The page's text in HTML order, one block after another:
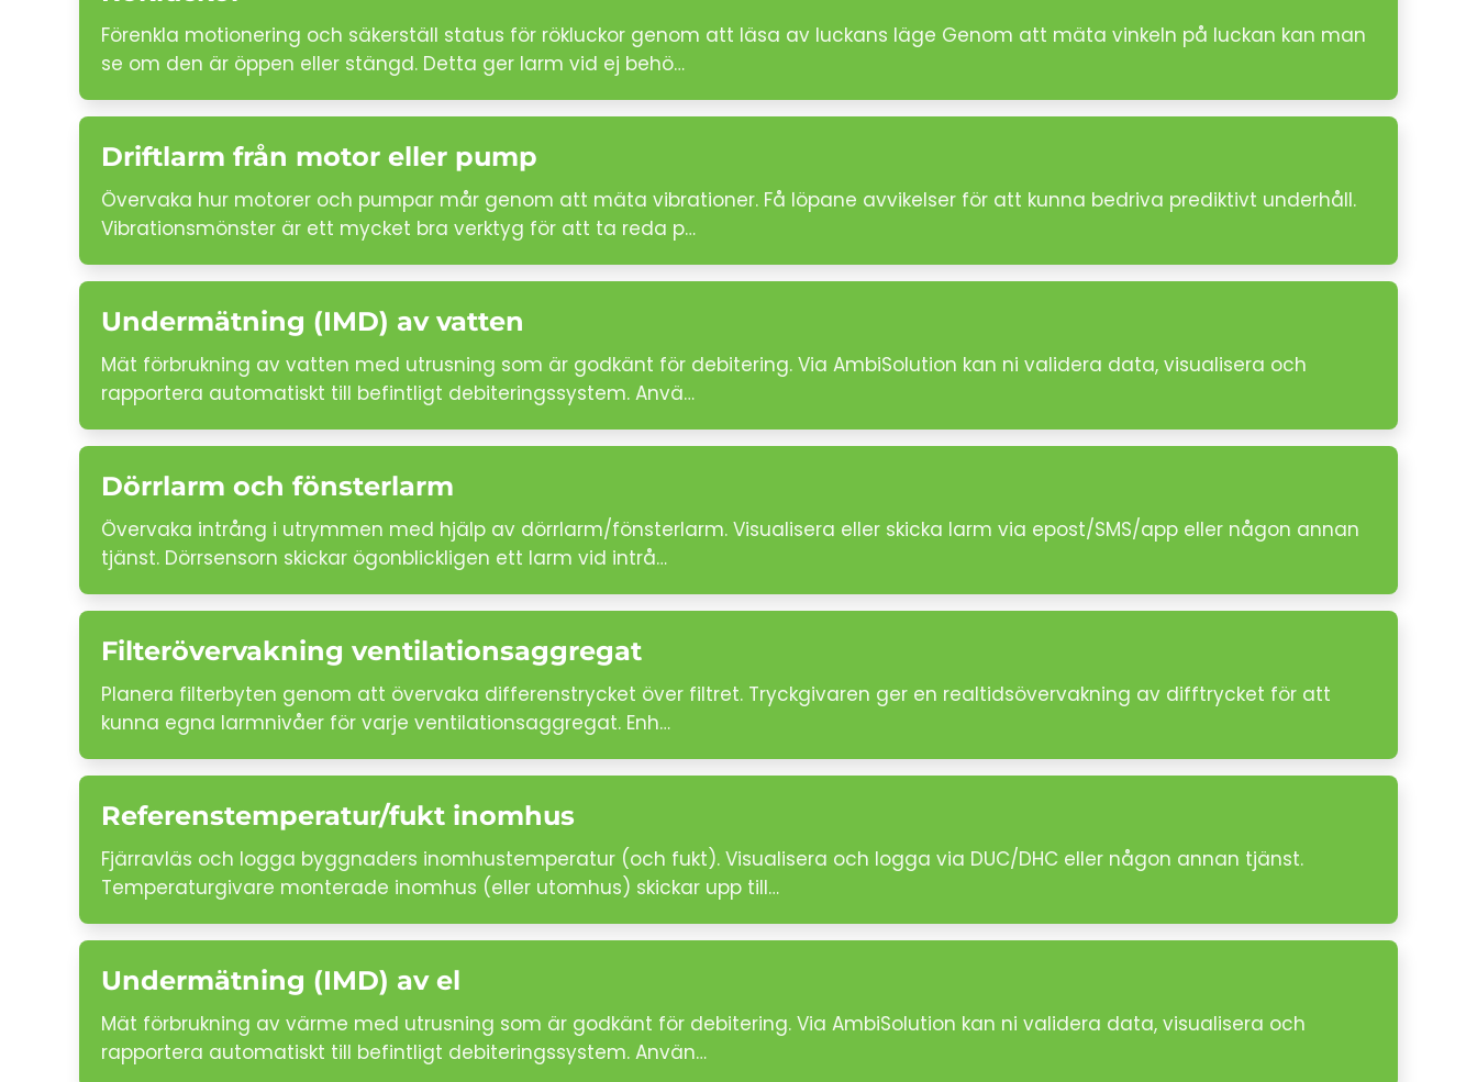
Förenkla motionering och säkerställ status för rökluckor genom att läsa av luckans läge Genom att mäta vinkeln på luckan kan man
se om den är öppen eller stängd. Detta ger larm vid ej behö…
Driftlarm från motor eller pump
Övervaka hur motorer och pumpar mår genom att mäta vibrationer. Få löpane avvikelser för att kunna bedriva prediktivt underhåll.
Vibrationsmönster är ett mycket bra verktyg för att ta reda p…
Undermätning (IMD) av vatten
Mät förbrukning av vatten med utrusning som är godkänt för debitering. Via AmbiSolution kan ni validera data, visualisera och
rapportera automatiskt till befintligt debiteringssystem. Anvä…
Dörrlarm och fönsterlarm
Övervaka intrång i utrymmen med hjälp av dörrlarm/fönsterlarm. Visualisera eller skicka larm via epost/SMS/app eller någon annan
tjänst. Dörrsensorn skickar ögonblickligen ett larm vid intrå…
Filterövervakning ventilationsaggregat
Planera filterbyten genom att övervaka differenstrycket över filtret. Tryckgivaren ger en realtidsövervakning av difftrycket för att
kunna egna larmnivåer för varje ventilationsaggregat. Enh…
Referenstemperatur/fukt inomhus
Fjärravläs och logga byggnaders inomhustemperatur (och fukt). Visualisera och logga via DUC/DHC eller någon annan tjänst.
Temperaturgivare monterade inomhus (eller utomhus) skickar upp till…
Undermätning (IMD) av el
Mät förbrukning av värme med utrusning som är godkänt för debitering. Via AmbiSolution kan ni validera data, visualisera och
rapportera automatiskt till befintligt debiteringssystem. Använ…